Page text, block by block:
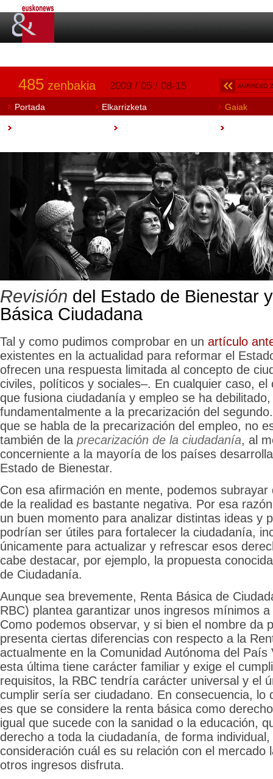
485 zenbakia 2009 / 05 / 08-15 AURREKO
Portada Elkarrizketa Gaiak
Revisión del Estado de Bienestar
Básica Ciudadana
Tal y como pudimos comprobar en un artículo
existentes en la actualidad para reformar el
ofrecen una respuesta limitada al concepto de
civiles, políticos y sociales–. En cualquier caso, el
que fusiona ciudadanía y empleo se ha
fundamentalmente a la precarización del
que se habla de la precarización del empleo, no
también de la precarización de la ciudadanía, al
concerniente a la mayoría de los países
Estado de Bienestar.
Con esa afirmación en mente, podemos subrayar
de la realidad es bastante negativa. Por esa
un buen momento para analizar distintas ideas y
podrían ser útiles para fortalecer la ciudadanía,
únicamente para actualizar y refrescar esos
cabe destacar, por ejemplo, la propuesta
de Ciudadanía.
Aunque sea brevemente, Renta Básica de
RBC) plantea garantizar unos ingresos mínimos
Como podemos observar, y si bien el nombre da
presenta ciertas diferencias con respecto a la
actualmente en la Comunidad Autónoma del País
esta última tiene carácter familiar y exige el
requisitos, la RBC tendría carácter universal y el
cumplir sería ser ciudadano. En consecuencia, lo
es que se considere la renta básica como
igual que sucede con la sanidad o la educación,
derecho a toda la ciudadanía, de forma
consideración cuál es su relación con el mercado
otros ingresos disfruta.